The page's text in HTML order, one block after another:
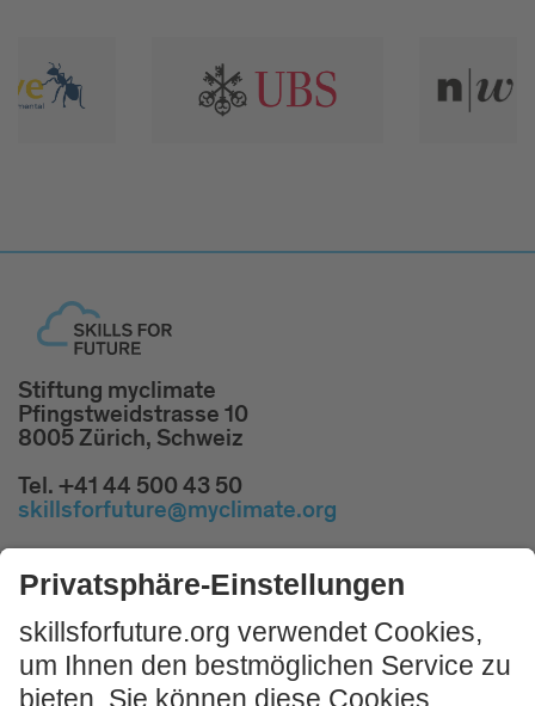
Stiftung myclimate
Pfingstweidstrasse 10
8005 Zürich, Schweiz
Tel. +41 44 500 43 50
skillsforfuture@myclimate.org
Impulsworkshop buchen!
JETZT MITMACHEN